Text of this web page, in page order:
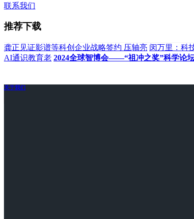
联系我们
推荐下载
龚正见证影谱等科创企业战略签约 压轴亮 闵万里：科
AI通识教育老 2024全球智博会——“祖冲之奖”科学论
关于我们